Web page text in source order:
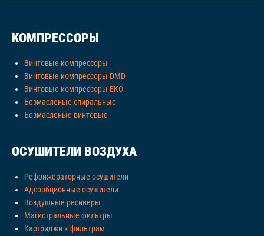
КОМПРЕССОРЫ
Винтовые компрессоры
Винтовые компрессоры DMD
Винтовые компрессоры EKO
Безмасленые спиральные
Безмасленые винтовые
ОСУШИТЕЛИ ВОЗДУХА
Рефрижераторные осушители
Адсорбционные осушители
Воздушные ресиверы
Магистральные фильтры
Картриджи к фильтрам